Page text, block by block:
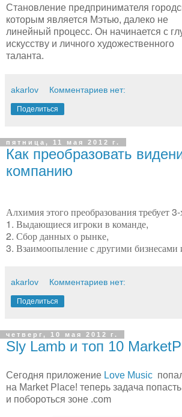
Становление предпринимателя
которым является Мэтью, далеко не
линейный процесс. Он начинается с
искусству и личного художественного
таланта.
akarlov Комментариев нет:
Поделиться
пятница, 11 мая 2012 г.
Как преобразовать
компанию
Алхимия этого преобразования требует
1. Выдающиеся игроки в команде,
2. Сбор данных о рынке,
3. Взаимоопыление с другими
akarlov Комментариев нет:
Поделиться
четверг, 10 мая 2012 г.
Sly Lamb и топ 10
Сегодня приложение Love Music
на Market Place! теперь задача
и побороться зоне .com